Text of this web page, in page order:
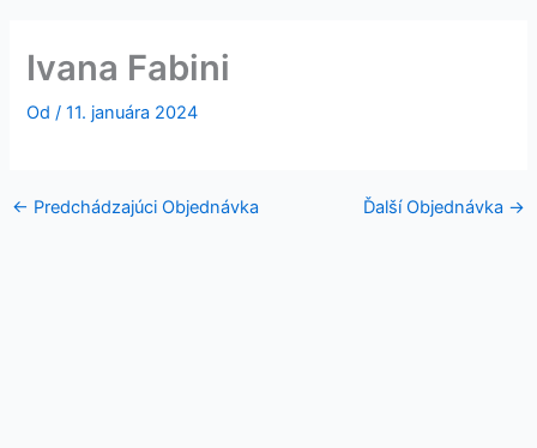
Ivana Fabini
Od /11. januára 2024
← Predchádzajúci Objednávka Ďalší Objednávka →